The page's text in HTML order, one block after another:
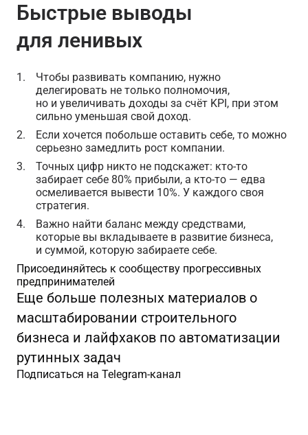
Быстрые выводы
для ленивых
Чтобы развивать компанию, нужно
делегировать не только полномочия,
но и увеличивать доходы за счёт KPI, при этом
сильно уменьшая свой доход.
Если хочется побольше оставить себе, то можно
серьезно замедлить рост компании.
Точных цифр никто не подскажет: кто-то
забирает себе 80% прибыли, а кто-то — едва
осмеливается вывести 10%. У каждого своя
стратегия.
Важно найти баланс между средствами,
которые вы вкладываете в развитие бизнеса,
и суммой, которую забираете себе.
Присоединяйтесь к сообществу прогрессивных
предпринимателей
Еще больше полезных материалов о
масштабировании строительного
бизнеса и лайфхаков по автоматизации
рутинных задач
Подписаться на Telegram-канал